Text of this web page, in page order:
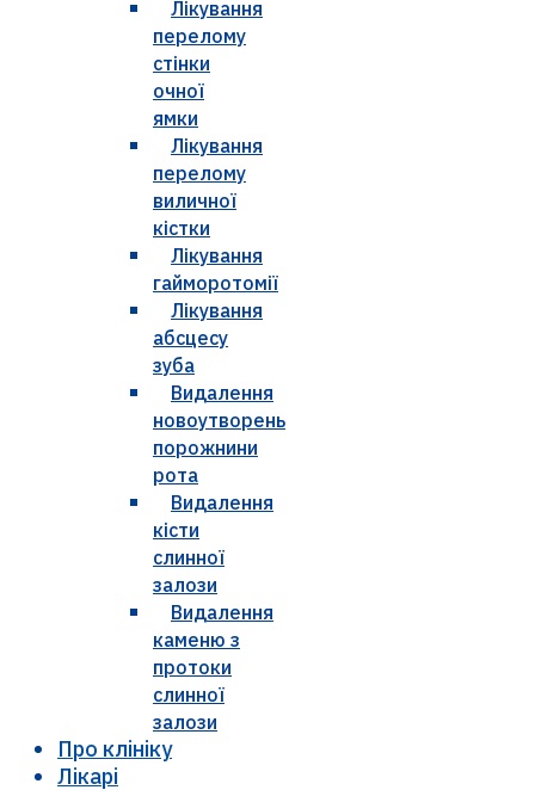
Лікування
перелому
стінки
очної
ямки
Лікування
перелому
виличної
кістки
Лікування
гайморотомії
Лікування
абсцесу
зуба
Видалення
новоутворень
порожнини
рота
Видалення
кісти
слинної
залози
Видалення
каменю з
протоки
слинної
залози
Про клініку
Лікарі